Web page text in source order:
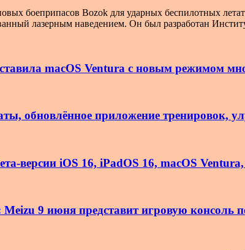
боеприпасов Bozok для ударных беспилотных
лазерным наведением. Он был разработан
macOS Ventura с новым режимом
обновлённое приложение тренировок,
версии iOS 16, iPadOS 16, macOS
9 июня представит игровую консоль